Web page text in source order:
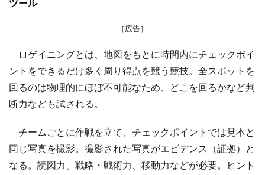
ツール
［広告］
ロゲイニングとは、地図をもとに時間内にチェックポイ
ントをできるだけ多く周り得点を競う競技。全スポットを
回るのは物理的にほぼ不可能なため、どこを回るかなど判
断力なども試される。
チームごとに作戦を立て、チェックポイントでは見本と
同じ写真を撮影。撮影された写真がエビデンス（証拠）と
なる。読図力、戦略・戦術力、移動力などが必要。ヒント